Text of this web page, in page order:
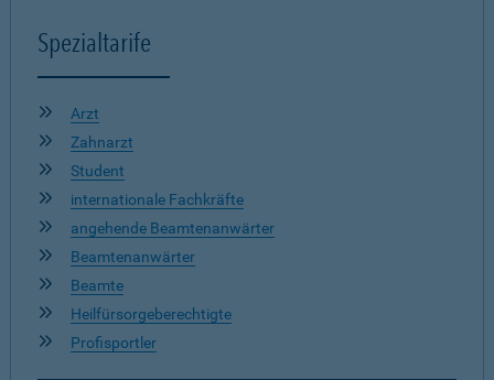
Spezialtarife
Arzt
Zahnarzt
Student
internationale Fachkräfte
angehende Beamtenanwärter
Beamtenanwärter
Beamte
Heilfürsorgeberechtigte
Profisportler